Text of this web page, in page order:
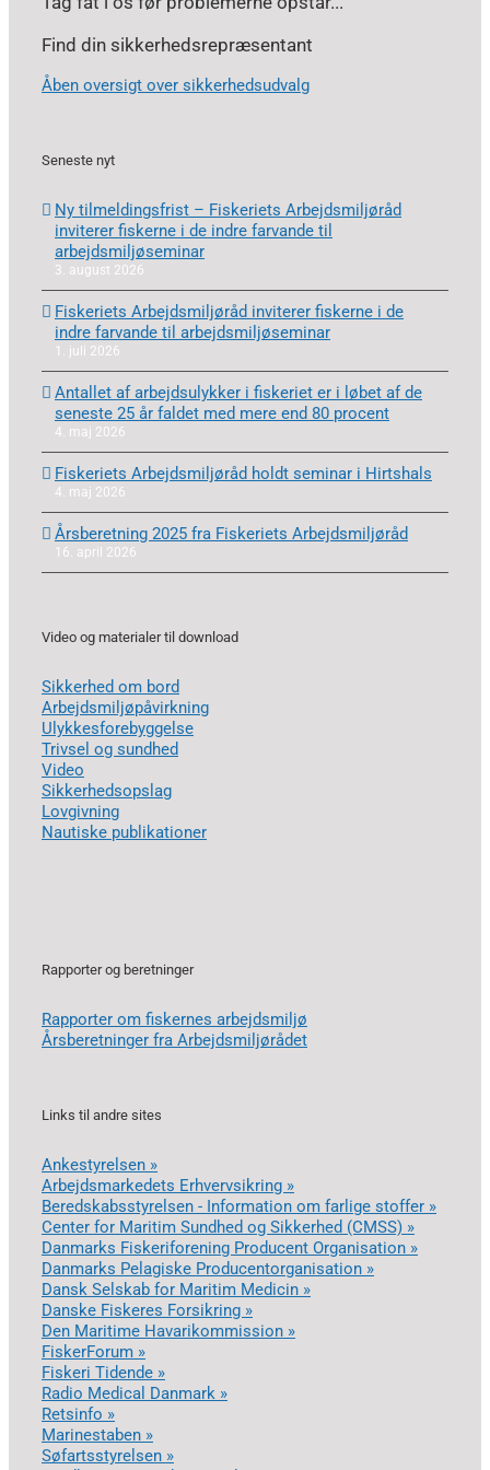
Find din sikkerhedsrepræsentant
Åben oversigt over sikkerhedsudvalg
Seneste nyt
Ny tilmeldingsfrist – Fiskeriets Arbejdsmiljøråd
inviterer fiskerne i de indre farvande til
arbejdsmiljøseminar
3. august 2026
Fiskeriets Arbejdsmiljøråd inviterer fiskerne i de
indre farvande til arbejdsmiljøseminar
1. juli 2026
Antallet af arbejdsulykker i fiskeriet er i løbet af de
seneste 25 år faldet med mere end 80 procent
4. maj 2026
Fiskeriets Arbejdsmiljøråd holdt seminar i Hirtshals
4. maj 2026
Årsberetning 2025 fra Fiskeriets Arbejdsmiljøråd
16. april 2026
Video og materialer til download
Sikkerhed om bord
Arbejdsmiljøpåvirkning
Ulykkesforebyggelse
Trivsel og sundhed
Video
Sikkerhedsopslag
Lovgivning
Nautiske publikationer
Rapporter og beretninger
Rapporter om fiskernes arbejdsmiljø
Årsberetninger fra Arbejdsmiljørådet
Links til andre sites
Ankestyrelsen »
Arbejdsmarkedets Erhvervsikring »
Beredskabsstyrelsen - Information om farlige stoffer »
Center for Maritim Sundhed og Sikkerhed (CMSS) »
Danmarks Fiskeriforening Producent Organisation »
Danmarks Pelagiske Producentorganisation »
Dansk Selskab for Maritim Medicin »
Danske Fiskeres Forsikring »
Den Maritime Havarikommission »
FiskerForum »
Fiskeri Tidende »
Radio Medical Danmark »
Retsinfo »
Marinestaben »
Søfartsstyrelsen »